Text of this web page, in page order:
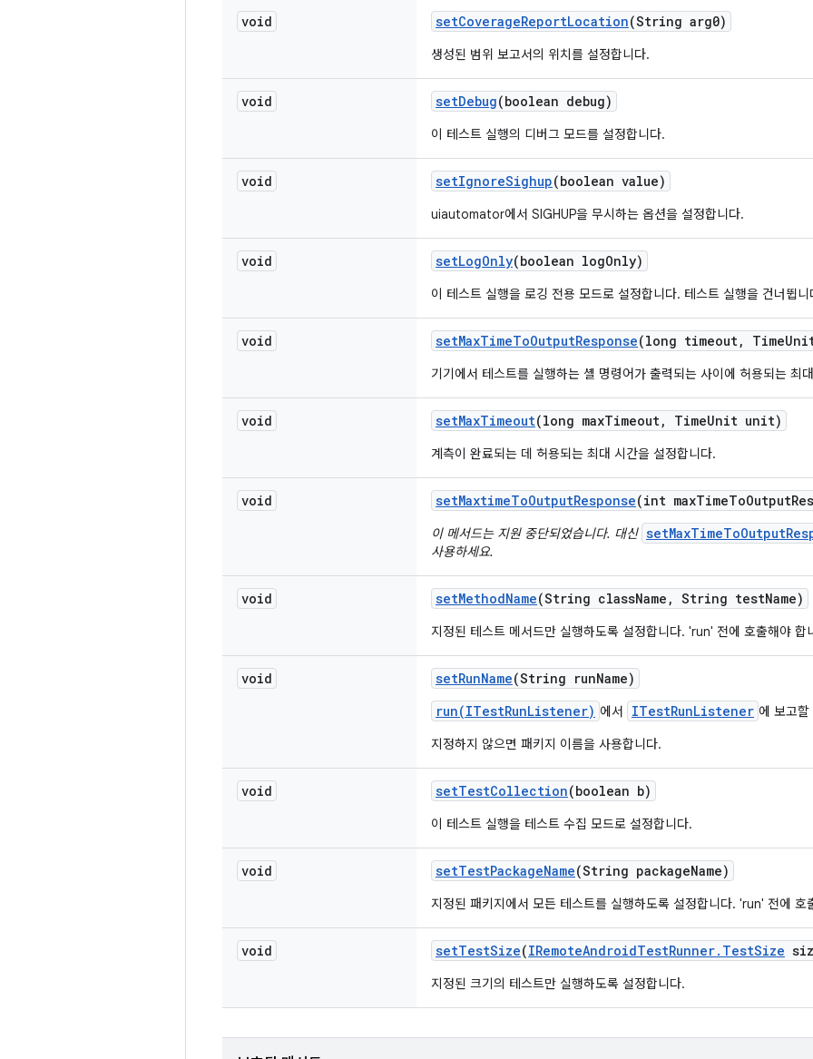
void setCoverageReportLocation(String arg0)
생성된 범위 보고서의 위치를 설정합니다.
void setDebug(boolean debug)
이 테스트 실행의 디버그 모드를 설정합니다.
void setIgnoreSighup(boolean value)
uiautomator에서 SIGHUP을 무시하는 옵션을 설정합니다.
void setLogOnly(boolean logOnly)
이 테스트 실행을 로깅 전용 모드로 설정합니다. 테스트 실행을 건너뜁니
void setMaxTimeToOutputResponse(long timeout, Time
기기에서 테스트를 실행하는 셸 명령어가 출력되는 사이에 허용되는 최
void setMaxTimeout(long maxTimeout, TimeUnit unit)
계측이 완료되는 데 허용되는 최대 시간을 설정합니다.
void setMaxtimeToOutputResponse(int maxTimeToOutput
이 메서드는 지원 중단되었습니다. 대신
사용하세요.
void setMethodName(String className , String testName)
지정된 테스트 메서드만 실행하도록 설정합니다. 'run' 전에 호출해야 합
void setRunName(String runName)
run(ITestRunListener) 에서 ITestRunListener 에 보고
지정하지 않으면 패키지 이름을 사용합니다.
void setTestCollection(boolean b)
이 테스트 실행을 테스트 수집 모드로 설정합니다.
void setTestPackageName(String packageName)
지정된 패키지에서 모든 테스트를 실행하도록 설정합니다. 'run' 전에 호
void setTestSize(IRemoteAndroidTestRunner. TestSize
지정된 크기의 테스트만 실행하도록 설정합니다.